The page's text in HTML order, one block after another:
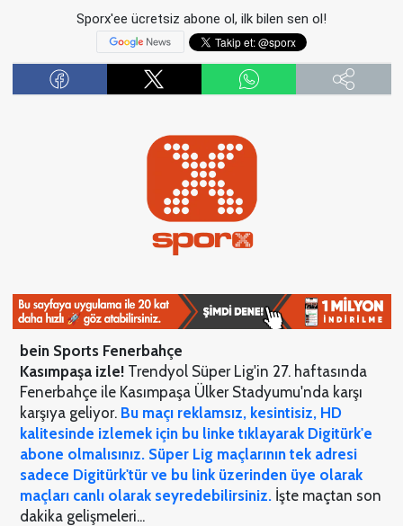
Sporx'ee ücretsiz abone ol, ilk bilen sen ol!
bein Sports Fenerbahçe
Kasımpaşa izle! Trendyol Süper Lig'in 27. haftasında
Fenerbahçe ile Kasımpaşa Ülker Stadyumu'nda karşı
karşıya geliyor. Bu maçı reklamsız, kesintisiz, HD
kalitesinde izlemek için bu linke tıklayarak Digitürk'e
abone olmalısınız. Süper Lig maçlarının tek adresi
sadece Digitürk'tür ve bu link üzerinden üye olarak
maçları canlı olarak seyredebilirsiniz.İşte maçtan son
dakika gelişmeleri...